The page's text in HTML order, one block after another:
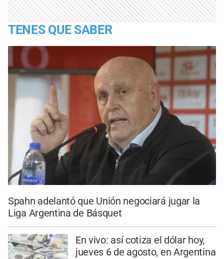
TENES QUE SABER
Spahn adelantó que Unión negociará jugar la
Liga Argentina de Básquet
En vivo: así cotiza el dólar hoy,
jueves 6 de agosto, en Argentina